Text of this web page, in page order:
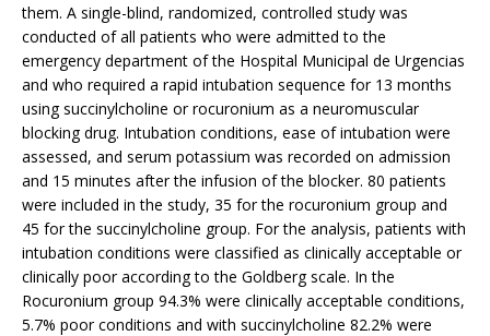
them. A single-blind, randomized, controlled study was
conducted of all patients who were admitted to the
emergency department of the Hospital Municipal de Urgencias
and who required a rapid intubation sequence for 13 months
using succinylcholine or rocuronium as a neuromuscular
blocking drug. Intubation conditions, ease of intubation were
assessed, and serum potassium was recorded on admission
and 15 minutes after the infusion of the blocker. 80 patients
were included in the study, 35 for the rocuronium group and
45 for the succinylcholine group. For the analysis, patients with
intubation conditions were classified as clinically acceptable or
clinically poor according to the Goldberg scale. In the
Rocuronium group 94.3% were clinically acceptable conditions,
5.7% poor conditions and with succinylcholine 82.2% were